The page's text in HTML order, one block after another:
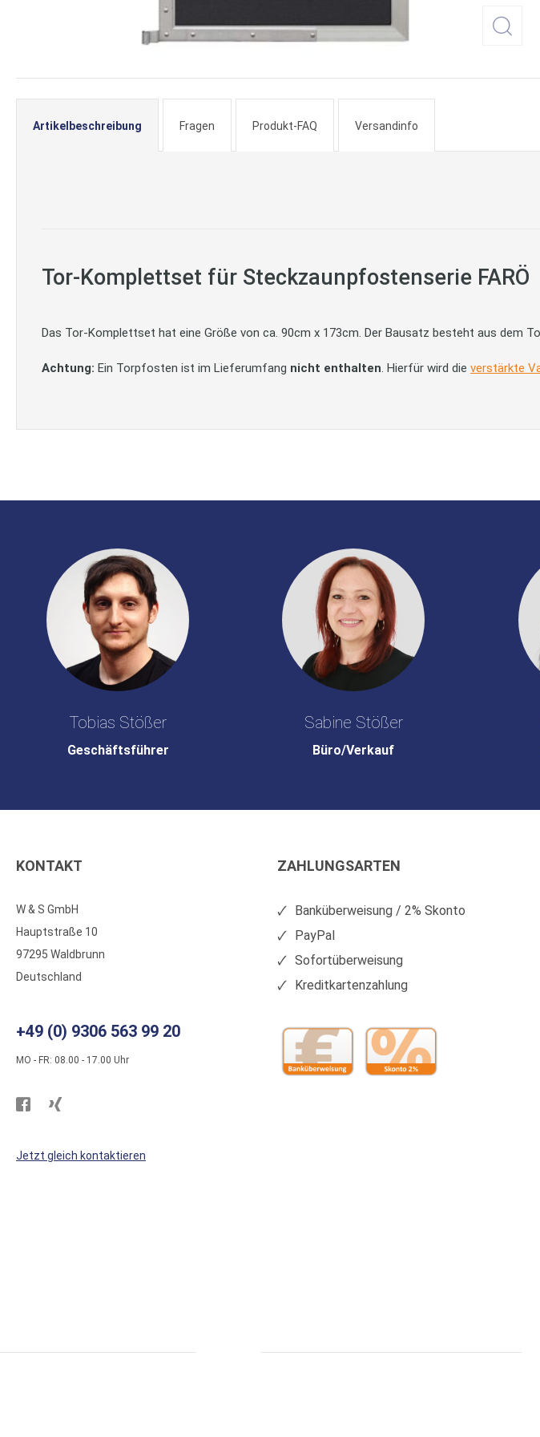
Anfang
Artikelbeschreibung
Tor-Komplettset für Steckzaunpfostenserie FARÖ
Das Tor-Komplettset hat eine Größe von ca. 90cm x 173cm. Der Bausatz besteht aus dem
Achtung: Ein Torpfosten ist im Lieferumfang nicht enthalten . Hierfür wird die verstärkte
Fragen Produkt-FAQ Versandinfo
Tobias Stößer
Geschäftsführer
Sabine Stößer
Büro/Verkauf
KONTAKT
W & S GmbH
Hauptstraße 10
97295 Waldbrunn
Deutschland
+49 (0) 9306 563 99 20
MO - FR: 08.00 - 17.00 Uhr
Besuchen
WS
WS
Jetzt gleich kontaktieren
ZAHLUNGSARTEN
Banküberweisung / 2% Skonto
PayPal
Sofortüberweisung
Kreditkartenzahlung